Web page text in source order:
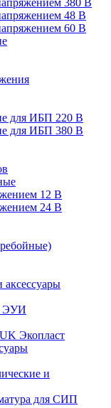
380 В
48 В
60 В
для ИБП 220 В
для ИБП 380 В
12 В
24 В
аксессуары
ЭУИ
Экопласт
и
для СИП